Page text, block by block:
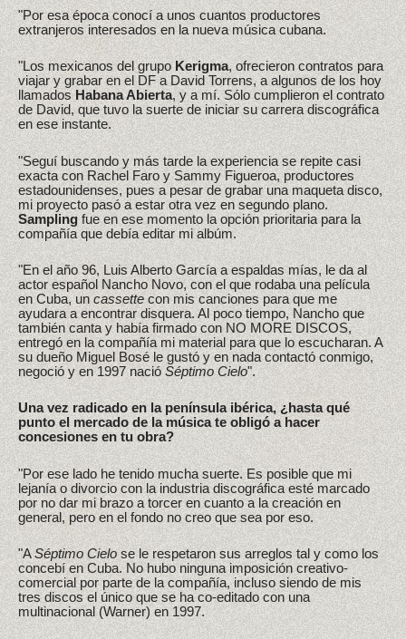
"Por esa época conocí a unos cuantos productores
extranjeros interesados en la nueva música cubana.
"Los mexicanos del grupoKerigma, ofrecieron contratos para
viajar y grabar en el DF a David Torrens, a algunos de los hoy
llamadosHabana Abierta, y a mí. Sólo cumplieron el contrato
de David, que tuvo la suerte de iniciar su carrera discográfica
en ese instante.
"Seguí buscando y más tarde la experiencia se repite casi
exacta con Rachel Faro y Sammy Figueroa, productores
estadounidenses, pues a pesar de grabar una maqueta disco,
mi proyecto pasó a estar otra vez en segundo plano.
Samplingfue en ese momento la opción prioritaria para la
compañía que debía editar mi albúm.
"En el año 96, Luis Alberto García a espaldas mías, le da al
actor español Nancho Novo, con el que rodaba una película
en Cuba, uncassettecon mis canciones para que me
ayudara a encontrar disquera. Al poco tiempo, Nancho que
también canta y había firmado con NO MORE DISCOS,
entregó en la compañía mi material para que lo escucharan. A
su dueño Miguel Bosé le gustó y en nada contactó conmigo,
negoció y en 1997 nacióSéptimo Cielo".
Una vez radicado en la península ibérica, ¿hasta qué
punto el mercado de la música te obligó a hacer
concesiones en tu obra?
"Por ese lado he tenido mucha suerte. Es posible que mi
lejanía o divorcio con la industria discográfica esté marcado
por no dar mi brazo a torcer en cuanto a la creación en
general, pero en el fondo no creo que sea por eso.
"ASéptimo Cielo se le respetaron sus arreglos tal y como los
concebí en Cuba. No hubo ninguna imposición creativo-
comercial por parte de la compañía, incluso siendo de mis
tres discos el único que se ha co-editado con una
multinacional (Warner) en 1997.